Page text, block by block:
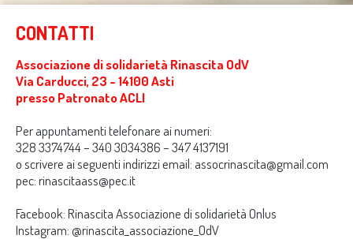
CONTATTI
Associazione di solidarietà Rinascita OdV
Via Carducci, 23 - 14100 Asti
presso Patronato ACLI
Per appuntamenti telefonare ai numeri:
328 3374744 – 340 3034386 – 347 4137191
o scrivere ai seguenti indirizzi email: assocrinascita@gmail.com
pec:rinascitaass@pec.it
Facebook:Rinascita Associazione di solidarietà Onlus
Instagram:@rinascita_associazione_OdV